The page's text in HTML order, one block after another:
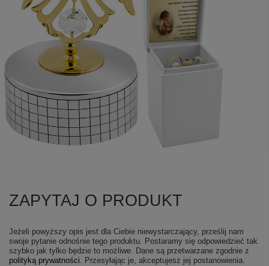
ZAPYTAJ O PRODUKT
Jeżeli powyższy opis jest dla Ciebie niewystarczający, prześlij nam
swoje pytanie odnośnie tego produktu. Postaramy się odpowiedzieć tak
szybko jak tylko będzie to możliwe. Dane są przetwarzane zgodnie z
polityką prywatności. Przesyłając je, akceptujesz jej postanowienia.